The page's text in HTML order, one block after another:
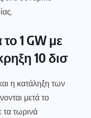
1 GW με
10 δισ
η κατάληξη των
μετά το
τωρινά